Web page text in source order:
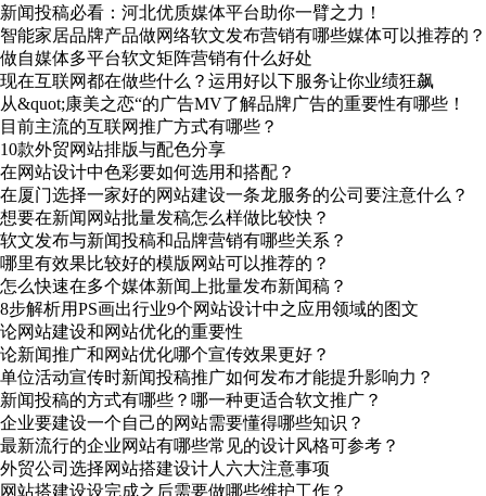
新闻投稿必看：河北优质媒体平台助你一臂之力！
智能家居品牌产品做网络软文发布营销有哪些媒体可以推荐的？
做自媒体多平台软文矩阵营销有什么好处
现在互联网都在做些什么？运用好以下服务让你业绩狂飙
从&quot;康美之恋“的广告MV了解品牌广告的重要性有哪些！
目前主流的互联网推广方式有哪些？
10款外贸网站排版与配色分享
在网站设计中色彩要如何选用和搭配？
在厦门选择一家好的网站建设一条龙服务的公司要注意什么？
想要在新闻网站批量发稿怎么样做比较快？
软文发布与新闻投稿和品牌营销有哪些关系？
哪里有效果比较好的模版网站可以推荐的？
怎么快速在多个媒体新闻上批量发布新闻稿？
8步解析用PS画出行业9个网站设计中之应用领域的图文
论网站建设和网站优化的重要性
论新闻推广和网站优化哪个宣传效果更好？
单位活动宣传时新闻投稿推广如何发布才能提升影响力？
新闻投稿的方式有哪些？哪一种更适合软文推广？
企业要建设一个自己的网站需要懂得哪些知识？
最新流行的企业网站有哪些常见的设计风格可参考？
外贸公司选择网站搭建设计人六大注意事项
网站搭建设设完成之后需要做哪些维护工作？